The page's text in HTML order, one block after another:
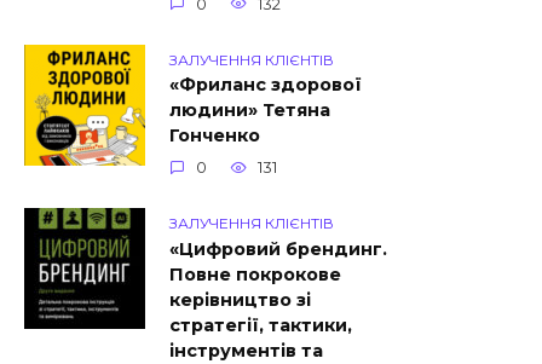
0 132
ЗАЛУЧЕННЯ КЛІЄНТІВ
«Фриланс здорової
людини» Тетяна
Гонченко
0 131
ЗАЛУЧЕННЯ КЛІЄНТІВ
«Цифровий брендинг.
Повне покрокове
керівництво зі
стратегії, тактики,
інструментів та